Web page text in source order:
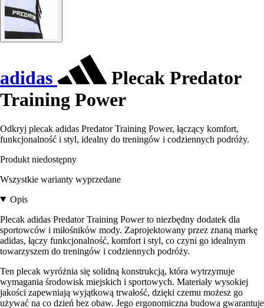
adidas
Plecak Predator
Training Power
Odkryj plecak adidas Predator Training Power, łączący komfort,
funkcjonalność i styl, idealny do treningów i codziennych podróży.
Produkt niedostępny
Wszystkie warianty wyprzedane
Opis
Plecak adidas Predator Training Power to niezbędny dodatek dla
sportowców i miłośników mody. Zaprojektowany przez znaną markę
adidas, łączy funkcjonalność, komfort i styl, co czyni go idealnym
towarzyszem do treningów i codziennych podróży.
Ten plecak wyróżnia się solidną konstrukcją, która wytrzymuje
wymagania środowisk miejskich i sportowych. Materiały wysokiej
jakości zapewniają wyjątkową trwałość, dzięki czemu możesz go
używać na co dzień bez obaw. Jego ergonomiczna budowa gwarantuje